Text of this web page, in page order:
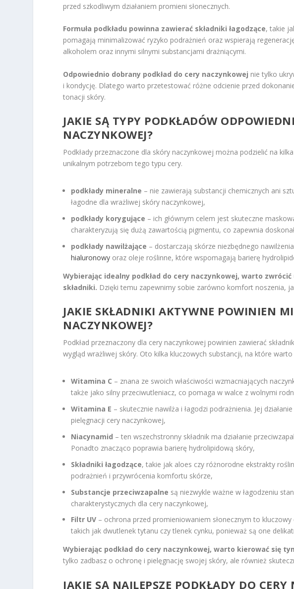
przed szkodliwym działaniem promieni słonecznych.
Formuła podkładu powinna zawierać składniki łagodzące, takie
pomagają minimalizować ryzyko podrażnień oraz wspierają
alkoholem oraz innymi silnymi substancjami drażniącymi.
Odpowiednio dobrany podkład do cery naczynkowej nie tylko
i kondycję. Dlatego warto przetestować różne odcienie przed
tonacji skóry.
JAKIE SĄ TYPY PODKŁADÓW
NACZYNKOWEJ?
Podkłady przeznaczone dla skóry naczynkowej można podzielić na
unikalnym potrzebom tego typu cery.
podkłady mineralne – nie zawierają substancji chemicznych ani
łagodne dla wrażliwej skóry naczynkowej,
podkłady korygujące – ich głównym celem jest skuteczne
charakteryzują się dużą zawartością pigmentu, co zapewnia
podkłady nawilżające – dostarczają skórze niezbędnego
hialuronowy oraz oleje roślinne, które wspomagają barierę
Wybierając idealny podkład do cery naczynkowej, warto
składniki. Dzięki temu zapewnimy sobie zarówno komfort noszenia,
JAKIE SKŁADNIKI AKTYWNE POWINIEN
NACZYNKOWEJ?
Podkład przeznaczony dla cery naczynkowej powinien zawierać
wygląd wrażliwej skóry. Oto kilka kluczowych substancji, na które
Witamina C – znana ze swoich właściwości wzmacniających
także jako silny przeciwutleniacz, co pomaga w walce z wolnymi
Witamina E – skutecznie nawilża i łagodzi podrażnienia. Jej
pielęgnacji cery naczynkowej,
Niacynamid – ten wszechstronny składnik ma działanie
Ponadto znacząco poprawia barierę hydrolipidową skóry,
Składniki łagodzące, takie jak aloes czy różnorodne ekstrakty
podrażnień i przywrócenia komfortu skórze,
Substancje przeciwzapalne są niezwykle ważne w łagodzeniu
charakterystycznych dla cery naczynkowej,
Filtr UV – ochrona przed promieniowaniem słonecznym to
takich jak dwutlenek tytanu czy tlenek cynku, ponieważ są one
Wybierając podkład do cery naczynkowej, warto kierować się
tylko zadbasz o ochronę i pielęgnację swojej skóry, ale również
JAKIE SĄ NAJLEPSZE PODKŁADY DO